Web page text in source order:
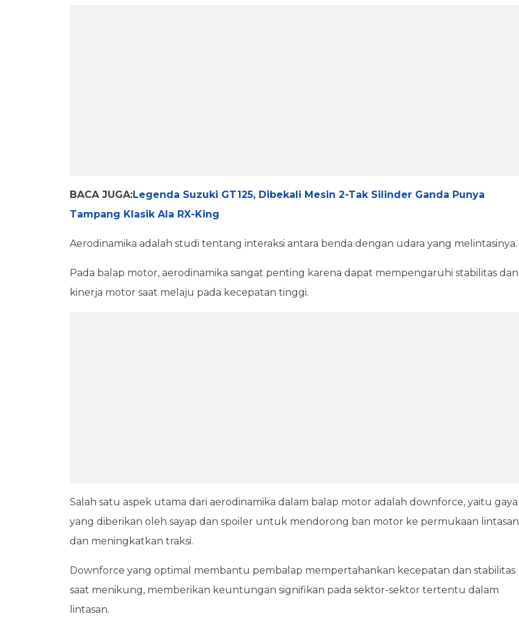
BACA JUGA:Legenda Suzuki GT125, Dibekali Mesin 2-Tak Silinder Ganda Punya
Tampang Klasik Ala RX-King
Aerodinamika adalah studi tentang interaksi antara benda dengan udara yang melintasinya.
Pada balap motor, aerodinamika sangat penting karena dapat mempengaruhi stabilitas dan
kinerja motor saat melaju pada kecepatan tinggi.
Salah satu aspek utama dari aerodinamika dalam balap motor adalah downforce, yaitu gaya
yang diberikan oleh sayap dan spoiler untuk mendorong ban motor ke permukaan lintasan
dan meningkatkan traksi.
Downforce yang optimal membantu pembalap mempertahankan kecepatan dan stabilitas
saat menikung, memberikan keuntungan signifikan pada sektor-sektor tertentu dalam
lintasan.